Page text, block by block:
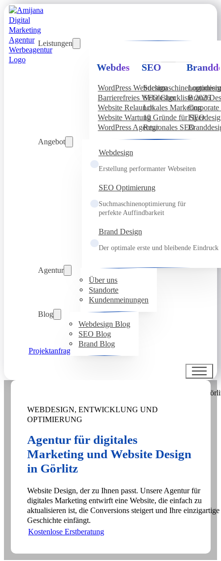
Leistungen
Webdesign
WordPress Webdesign
Barrierefreies Webdesign
Website Relaunch
Website Wartung
WordPress Agentur
SEO
SEO Checkliste 2026
Lokales Marketing
10 Gründe für SEO
Regionales SEO
Brand
Angebot
Webdesign
Erstellung performanter Webseiten
SEO Optimierung
Suchmaschinenoptimierung für
perfekte Auffindbarkeit
Brand Design
Der optimale erste und bleibende Eindruck
Agentur
Über uns
Standorte
Kundenmeinungen
Blog
Webdesign Blog
SEO Blog
Brand Blog
Projektanfrage
WEBDESIGN, ENTWICKLUNG UND
OPTIMIERUNG
Agentur für digitales
Marketing und Website Design
in Görlitz
Website Design, der zu Ihnen passt. Unsere Agentur für
digitales Marketing entwirft eine Website, die einfach zu
aktualisieren ist, die Conversions steigert und Ihre einzigartige
Geschichte einfängt.
Kostenlose Erstberatung